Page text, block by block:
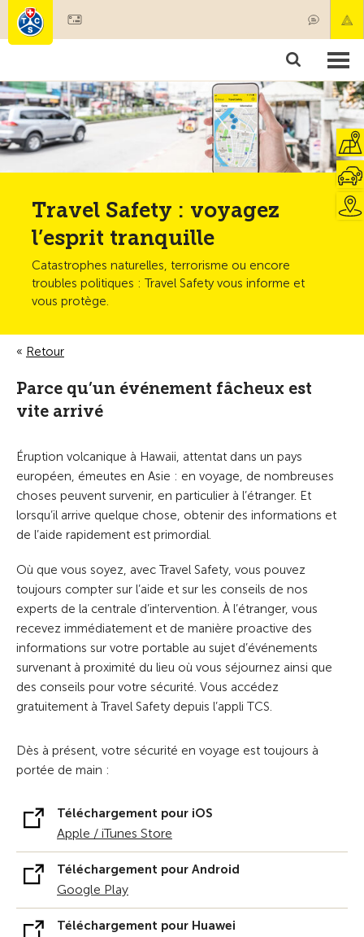
Membres & prestations
Tests, sécurité & santé
Travel Safety : voyagez
l’esprit tranquille
Catastrophes naturelles, terrorisme ou encore
troubles politiques : Travel Safety vous informe et
vous protège.
Retour
Parce qu’un événement fâcheux est
vite arrivé
Éruption volcanique à Hawaii, attentat dans un pays
européen, émeutes en Asie : en voyage, de nombreuses
choses peuvent survenir, en particulier à l’étranger. Et
lorsqu’il arrive quelque chose, obtenir des informations et
de l’aide rapidement est primordial.
Où que vous soyez, avec Travel Safety, vous pouvez
toujours compter sur l’aide et sur les conseils de nos
experts de la centrale d’intervention. À l’étranger, vous
recevez immédiatement et de manière proactive des
informations sur votre portable au sujet d’événements
survenant à proximité du lieu où vous séjournez ainsi que
des conseils pour votre sécurité. Vous accédez
gratuitement à Travel Safety depuis l’appli TCS.
Dès à présent, votre sécurité en voyage est toujours à
portée de main :
Téléchargement pour iOS
Apple / iTunes Store
Téléchargement pour Android
Google Play
Téléchargement pour Huawei